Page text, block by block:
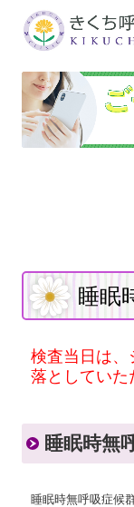
院長紹介
診療内容
舌下免疫療法
診療報酬に関す
よくあるご質問
睡眠
検査当日は、
落としていた
睡眠時無
睡眠時無呼吸症候